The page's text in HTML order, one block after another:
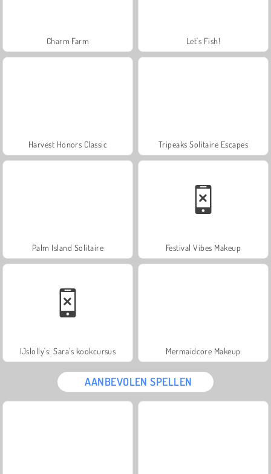
Charm Farm Let's Fish!
Harvest Honors Classic Tripeaks Solitaire Escapes
Palm Island Solitaire Festival Vibes Makeup
IJslolly's: Sara's kookcursus Mermaidcore Makeup
AANBEVOLEN SPELLEN